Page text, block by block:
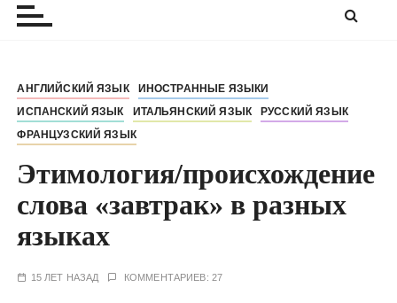
АНГЛИЙСКИЙ ЯЗЫК
ИНОСТРАННЫЕ ЯЗЫКИ
ИСПАНСКИЙ ЯЗЫК
ИТАЛЬЯНСКИЙ ЯЗЫК
РУССКИЙ ЯЗЫК
ФРАНЦУЗСКИЙ ЯЗЫК
Этимология/происхождение
слова «завтрак» в разных
языках
15 ЛЕТ НАЗАД КОММЕНТАРИЕВ: 27